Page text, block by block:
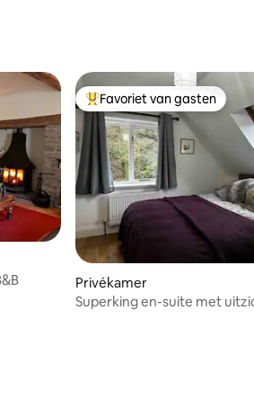
Topfavoriet van gasten
Favoriet van gasten
Privékamer
Superking en-suite met